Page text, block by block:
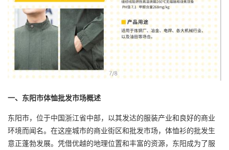
一、东阳市体恤批发市场概述
东阳市，位于中国浙江省中部，以其发达的服装产业和良好的商业
环境而闻名。在这座城市的商业街区和批发市场，体恤衫的批发生
意正蓬勃发展。凭借优越的地理位置和丰富的资源，东阳成为了服